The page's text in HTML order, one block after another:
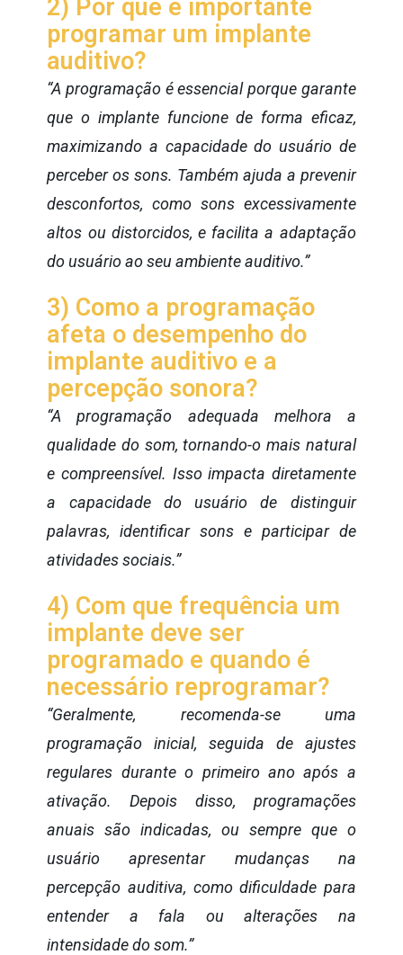
2) Por que é importante
programar um implante
auditivo?
“A programação é essencial porque garante
que o implante funcione de forma eficaz,
maximizando a capacidade do usuário de
perceber os sons. Também ajuda a prevenir
desconfortos, como sons excessivamente
altos ou distorcidos, e facilita a adaptação
do usuário ao seu ambiente auditivo.”
3) Como a programação
afeta o desempenho do
implante auditivo e a
percepção sonora?
“A programação adequada melhora a
qualidade do som, tornando-o mais natural
e compreensível. Isso impacta diretamente
a capacidade do usuário de distinguir
palavras, identificar sons e participar de
atividades sociais.”
4) Com que frequência um
implante deve ser
programado e quando é
necessário reprogramar?
“Geralmente, recomenda-se uma
programação inicial, seguida de ajustes
regulares durante o primeiro ano após a
ativação. Depois disso, programações
anuais são indicadas, ou sempre que o
usuário apresentar mudanças na
percepção auditiva, como dificuldade para
entender a fala ou alterações na
intensidade do som.”